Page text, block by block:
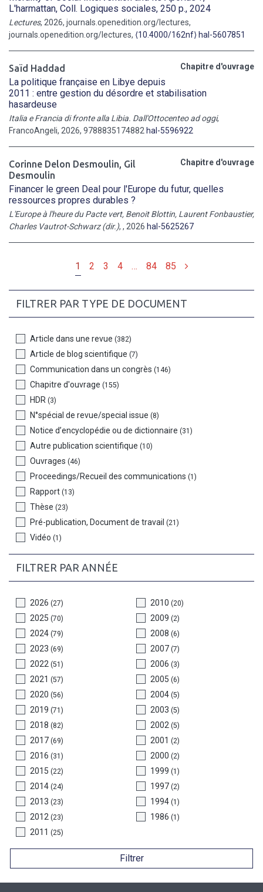
L'harmattan, Coll. Logiques sociales, 250 p., 2024
Lectures, 2026, journals.openedition.org/lectures,
journals.openedition.org/lectures, ⟨10.4000/162nf⟩ hal-5607851
Chapitre d'ouvrage
Saïd Haddad
La politique française en Libye depuis
2011 : entre gestion du désordre et stabilisation
hasardeuse
Italia e Francia di fronte alla Libia. Dall'Ottocenteo ad oggi,
FrancoAngeli, 2026, 9788835174882 hal-5596922
Chapitre d'ouvrage
Corinne Delon Desmoulin, Gil
Desmoulin
Financer le green Deal pour l'Europe du futur, quelles
ressources propres durables ?
L'Europe à l'heure du Pacte vert, Benoit Blottin, Laurent Fonbaustier,
Charles Vautrot-Schwarz (dir.), , 2026 hal-5625267
1 2 3 4 … 84 85 Suivant
FILTRER PAR TYPE DE DOCUMENT
Article dans une revue (382)
Article de blog scientifique (7)
Communication dans un congrès (146)
Chapitre d'ouvrage (155)
HDR (3)
N°spécial de revue/special issue (8)
Notice d’encyclopédie ou de dictionnaire (31)
Autre publication scientifique (10)
Ouvrages (46)
Proceedings/Recueil des communications (1)
Rapport (13)
Thèse (23)
Pré-publication, Document de travail (21)
Vidéo (1)
FILTRER PAR ANNÉE
2026 (27)
2025 (70)
2024 (79)
2023 (69)
2022 (51)
2021 (57)
2020 (56)
2019 (71)
2018 (82)
2017 (69)
2016 (31)
2015 (22)
2014 (24)
2013 (23)
2012 (23)
2011 (25)
2010 (20)
2009 (2)
2008 (6)
2007 (7)
2006 (3)
2005 (6)
2004 (5)
2003 (5)
2002 (5)
2001 (2)
2000 (2)
1999 (1)
1997 (2)
1994 (1)
1986 (1)
Filtrer